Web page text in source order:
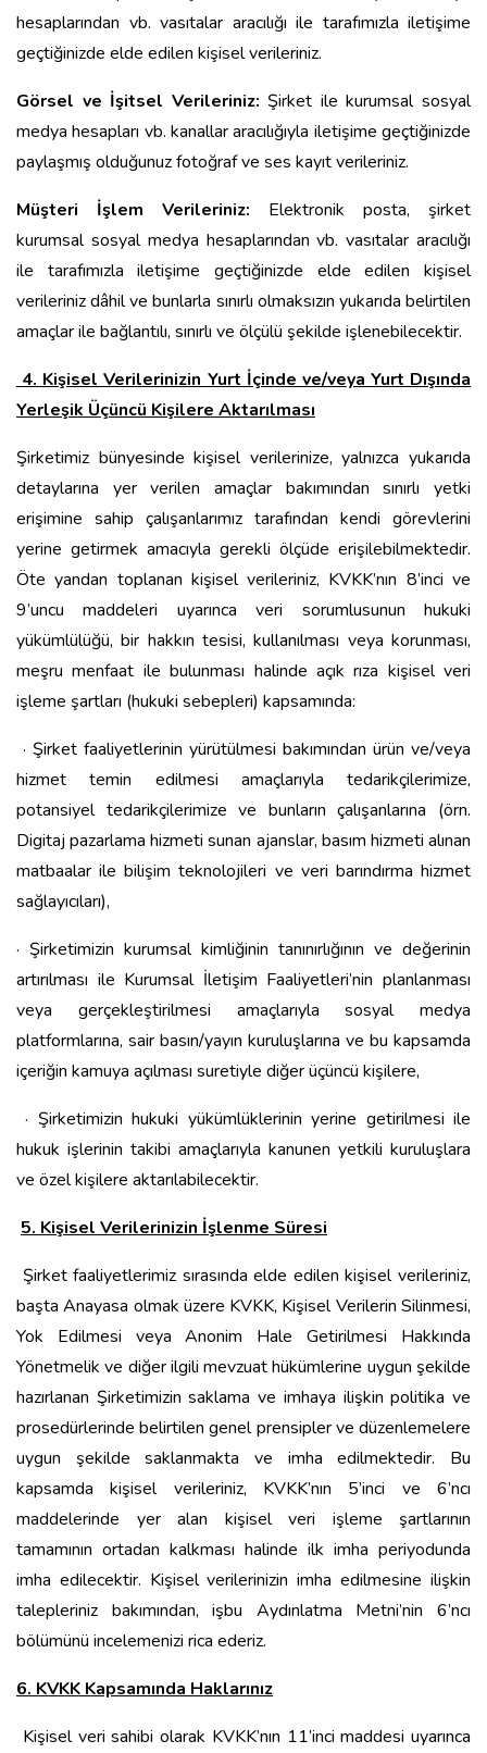
hesaplarından vb. vasıtalar aracılığı ile tarafımızla iletişime
geçtiğinizde elde edilen kişisel verileriniz.
Görsel ve İşitsel Verileriniz:Şirket ile kurumsal sosyal
medya hesapları vb. kanallar aracılığıyla iletişime geçtiğinizde
paylaşmış olduğunuz fotoğraf ve ses kayıt verileriniz.
Müşteri İşlem Verileriniz: Elektronik posta, şirket
kurumsal sosyal medya hesaplarından vb. vasıtalar aracılığı
ile tarafımızla iletişime geçtiğinizde elde edilen kişisel
verileriniz dâhil ve bunlarla sınırlı olmaksızın yukarıda belirtilen
amaçlar ile bağlantılı, sınırlı ve ölçülü şekilde işlenebilecektir.
4. Kişisel Verilerinizin Yurt İçinde ve/veya Yurt Dışında
Yerleşik Üçüncü Kişilere Aktarılması
Şirketimiz bünyesinde kişisel verilerinize, yalnızca yukarıda
detaylarına yer verilen amaçlar bakımından sınırlı yetki
erişimine sahip çalışanlarımız tarafından kendi görevlerini
yerine getirmek amacıyla gerekli ölçüde erişilebilmektedir.
Öte yandan toplanan kişisel verileriniz, KVKK’nın 8’inci ve
9’uncu maddeleri uyarınca veri sorumlusunun hukuki
yükümlülüğü, bir hakkın tesisi, kullanılması veya korunması,
meşru menfaat ile bulunması halinde açık rıza kişisel veri
işleme şartları (hukuki sebepleri) kapsamında:
· Şirket faaliyetlerinin yürütülmesi bakımından ürün ve/veya
hizmet temin edilmesi amaçlarıyla tedarikçilerimize,
potansiyel tedarikçilerimize ve bunların çalışanlarına (örn.
Digitaj pazarlama hizmeti sunan ajanslar, basım hizmeti alınan
matbaalar ile bilişim teknolojileri ve veri barındırma hizmet
sağlayıcıları),
· Şirketimizin kurumsal kimliğinin tanınırlığının ve değerinin
artırılması ile Kurumsal İletişim Faaliyetleri’nin planlanması
veya gerçekleştirilmesi amaçlarıyla sosyal medya
platformlarına, sair basın/yayın kuruluşlarına ve bu kapsamda
içeriğin kamuya açılması suretiyle diğer üçüncü kişilere,
· Şirketimizin hukuki yükümlüklerinin yerine getirilmesi ile
hukuk işlerinin takibi amaçlarıyla kanunen yetkili kuruluşlara
ve özel kişilere aktarılabilecektir.
5. Kişisel Verilerinizin İşlenme Süresi
Şirket faaliyetlerimiz sırasında elde edilen kişisel verileriniz,
başta Anayasa olmak üzere KVKK, Kişisel Verilerin Silinmesi,
Yok Edilmesi veya Anonim Hale Getirilmesi Hakkında
Yönetmelik ve diğer ilgili mevzuat hükümlerine uygun şekilde
hazırlanan Şirketimizin saklama ve imhaya ilişkin politika ve
prosedürlerinde belirtilen genel prensipler ve düzenlemelere
uygun şekilde saklanmakta ve imha edilmektedir. Bu
kapsamda kişisel verileriniz, KVKK’nın 5’inci ve 6’ncı
maddelerinde yer alan kişisel veri işleme şartlarının
tamamının ortadan kalkması halinde ilk imha periyodunda
imha edilecektir. Kişisel verilerinizin imha edilmesine ilişkin
talepleriniz bakımından, işbu Aydınlatma Metni’nin 6’ncı
bölümünü incelemenizi rica ederiz.
6. KVKK Kapsamında Haklarınız
Kişisel veri sahibi olarak KVKK’nın 11’inci maddesi uyarınca